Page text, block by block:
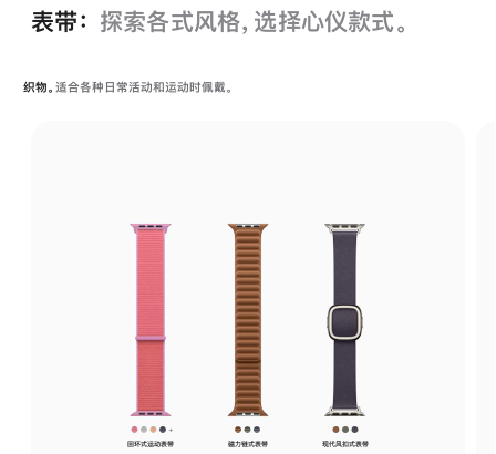
表带： 探索各式风格，选择心仪款式。
织物。 适合各种日常活动和运动时佩戴。